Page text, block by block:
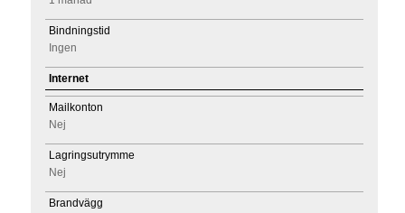
Bindningstid
Ingen
Internet
Mailkonton
Nej
Lagringsutrymme
Nej
Brandvägg